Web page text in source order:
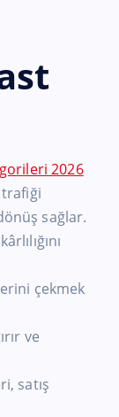
2026
trafiği
sağlar.
çekmek
ve
satış